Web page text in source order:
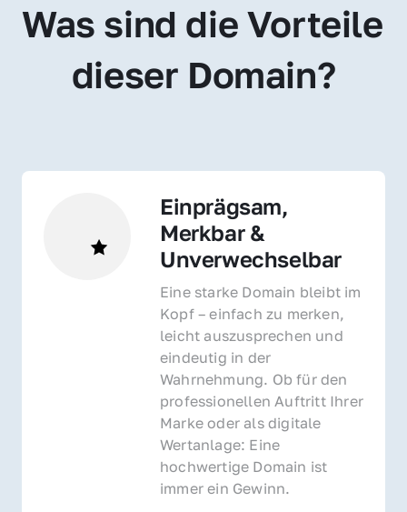
Was sind die Vorteile
dieser Domain?
Einprägsam,
Merkbar &
Unverwechselbar
Eine starke Domain bleibt im
Kopf – einfach zu merken,
leicht auszusprechen und
eindeutig in der
Wahrnehmung. Ob für den
professionellen Auftritt Ihrer
Marke oder als digitale
Wertanlage: Eine
hochwertige Domain ist
immer ein Gewinn.